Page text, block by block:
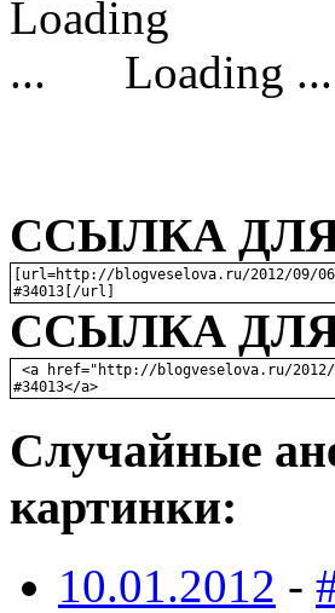
Loading ...
ССЫЛКА ДЛЯ
ССЫЛКА ДЛЯ
Случайные
картинки:
10.01.2012 -